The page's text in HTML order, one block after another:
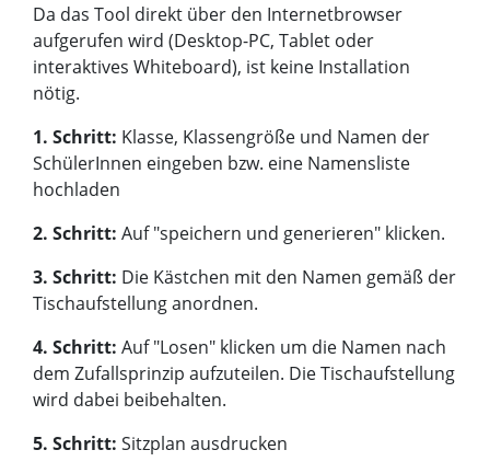
Da das Tool direkt über den Internetbrowser
aufgerufen wird (Desktop-PC, Tablet oder
interaktives Whiteboard), ist keine Installation
nötig.
1. Schritt: Klasse, Klassengröße und Namen der
SchülerInnen eingeben bzw. eine Namensliste
hochladen
2. Schritt: Auf "speichern und generieren" klicken.
3. Schritt: Die Kästchen mit den Namen gemäß der
Tischaufstellung anordnen.
4. Schritt: Auf "Losen" klicken um die Namen nach
dem Zufallsprinzip aufzuteilen. Die Tischaufstellung
wird dabei beibehalten.
5. Schritt: Sitzplan ausdrucken